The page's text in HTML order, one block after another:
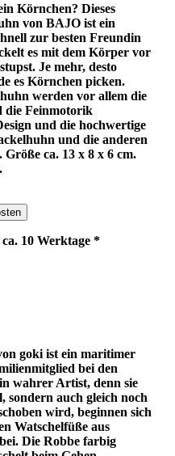
Körnchen? Dieses
von BAJO ist ein
zur besten Freundin
es mit dem Körper vor
Je mehr, desto
es Körnchen picken.
werden vor allem die
die Feinmotorik
und die hochwertige
und die anderen
ca. 13 x 8 x 6 cm.
10 Werktage *
goki ist ein maritimer
bei den
wahrer Artist, denn sie
sondern auch gleich noch
wird, beginnen sich
Watschelfüße aus
Die Robbe farbig